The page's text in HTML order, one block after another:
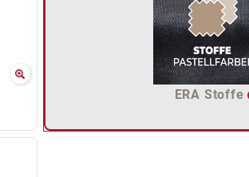
ERA Stoffe